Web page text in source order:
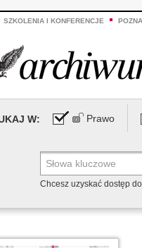
SZKOLENIA I KONFERENCJE
W: Prawo
Chcesz uzyskać dostęp